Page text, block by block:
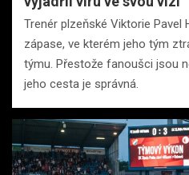
Trenér plzeňské Viktorie Pavel
zápase, ve kterém jeho tým
týmu. Přestože fanoušci jsou
jeho cesta je správná.